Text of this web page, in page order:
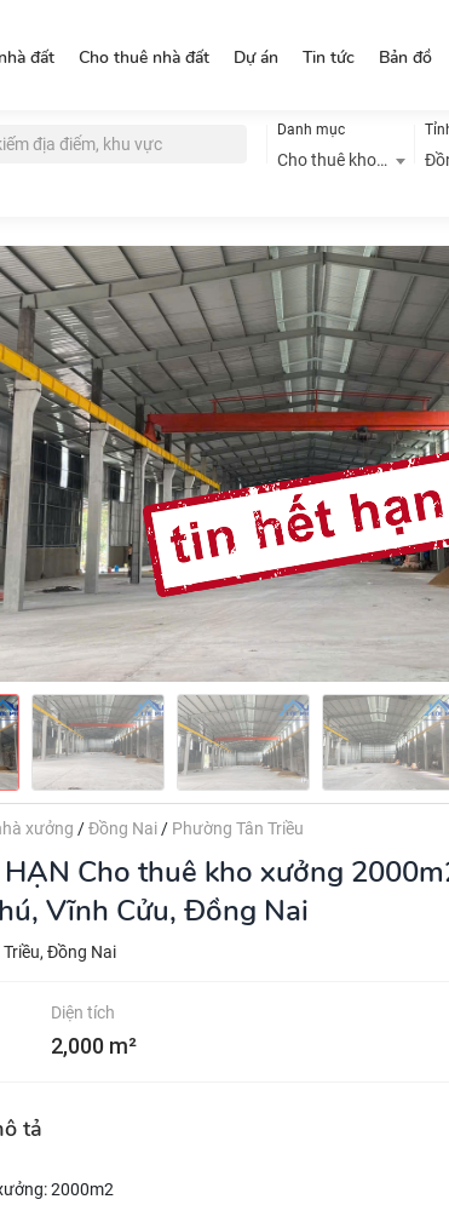
đất Cho thuê nhà đất Dự án Tin tức Bản đồ
Danh mục
Cho thuê kho, nhà xưởng
xưởng /Đồng Nai / Phường Tân Triều
HẠN Cho thuê kho xưởng
Vĩnh Cửu, Đồng Nai
Đồng Nai
Diện tích
2,000 m²
tả
2000m2